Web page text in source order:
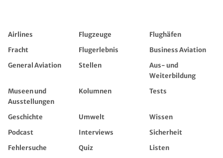
Airlines Flugzeuge
Flughäfen
Fracht
Flugerlebnis
Business Aviation
General Aviation
Stellen
Aus- und
Weiterbildung
Museen und
Ausstellungen
Kolumnen Tests
Geschichte Umwelt
Wissen
Podcast
Interviews
Sicherheit
Fehlersuche
Quiz
Listen